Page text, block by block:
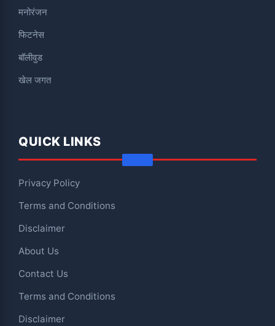
मनोरंजन
फिटनेस
बॉलीवुड
खेल जगत
QUICK LINKS
Privacy Policy
Terms and Conditions
Disclaimer
About Us
Contact Us
Terms and Conditions
Disclaimer